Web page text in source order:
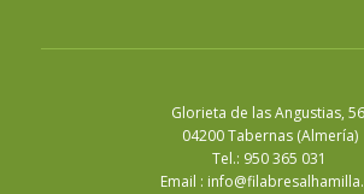
Glorieta de las Angustias,
04200 Tabernas (Almería)
Tel.: 950 365 031
Email :